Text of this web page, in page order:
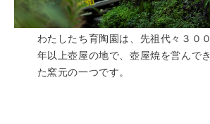
わたしたち育陶園は、先祖代々３００
年以上壺屋の地で、壺屋焼を営んでき
た窯元の一つです。